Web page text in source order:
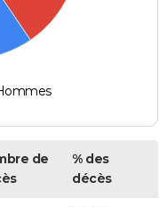
de
% des
décès